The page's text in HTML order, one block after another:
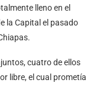
lleno en el
la Capital el pasado
cuatro de ellos
libre, el cual prometía